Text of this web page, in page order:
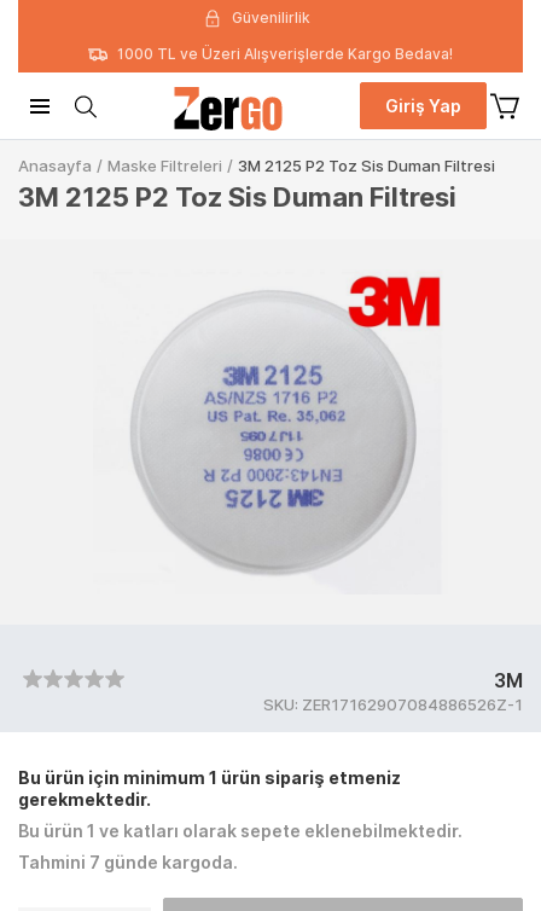
Güvenilirlik
1000 TL ve Üzeri Alışverişlerde Kargo Bedava!
Giriş Yap
Anasayfa / Maske Filtreleri / 3M 2125 P2 Toz Sis Duman Filtresi
3M 2125 P2 Toz Sis Duman Filtresi
3M
SKU: ZER17162907084886526Z-1
Bu ürün için minimum 1 ürün sipariş etmeniz
gerekmektedir.
Bu ürün 1 ve katları olarak sepete eklenebilmektedir.
Tahmini 7 günde kargoda.